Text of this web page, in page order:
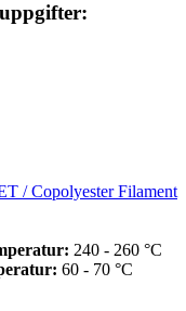
/ Copolyester Filament
240 - 260 °C
60 - 70 °C